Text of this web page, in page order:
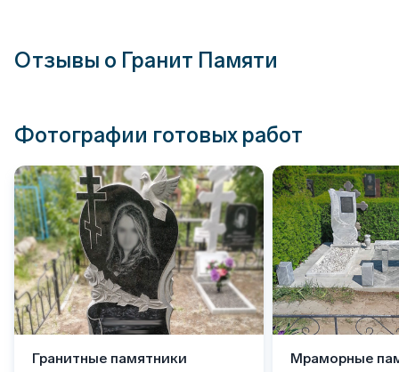
Отзывы о Гранит Памяти
Фотографии готовых работ
Гранитные памятники Мраморные